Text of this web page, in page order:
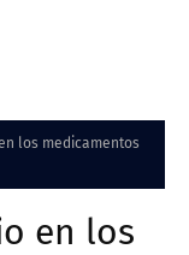
los medicamentos
en los